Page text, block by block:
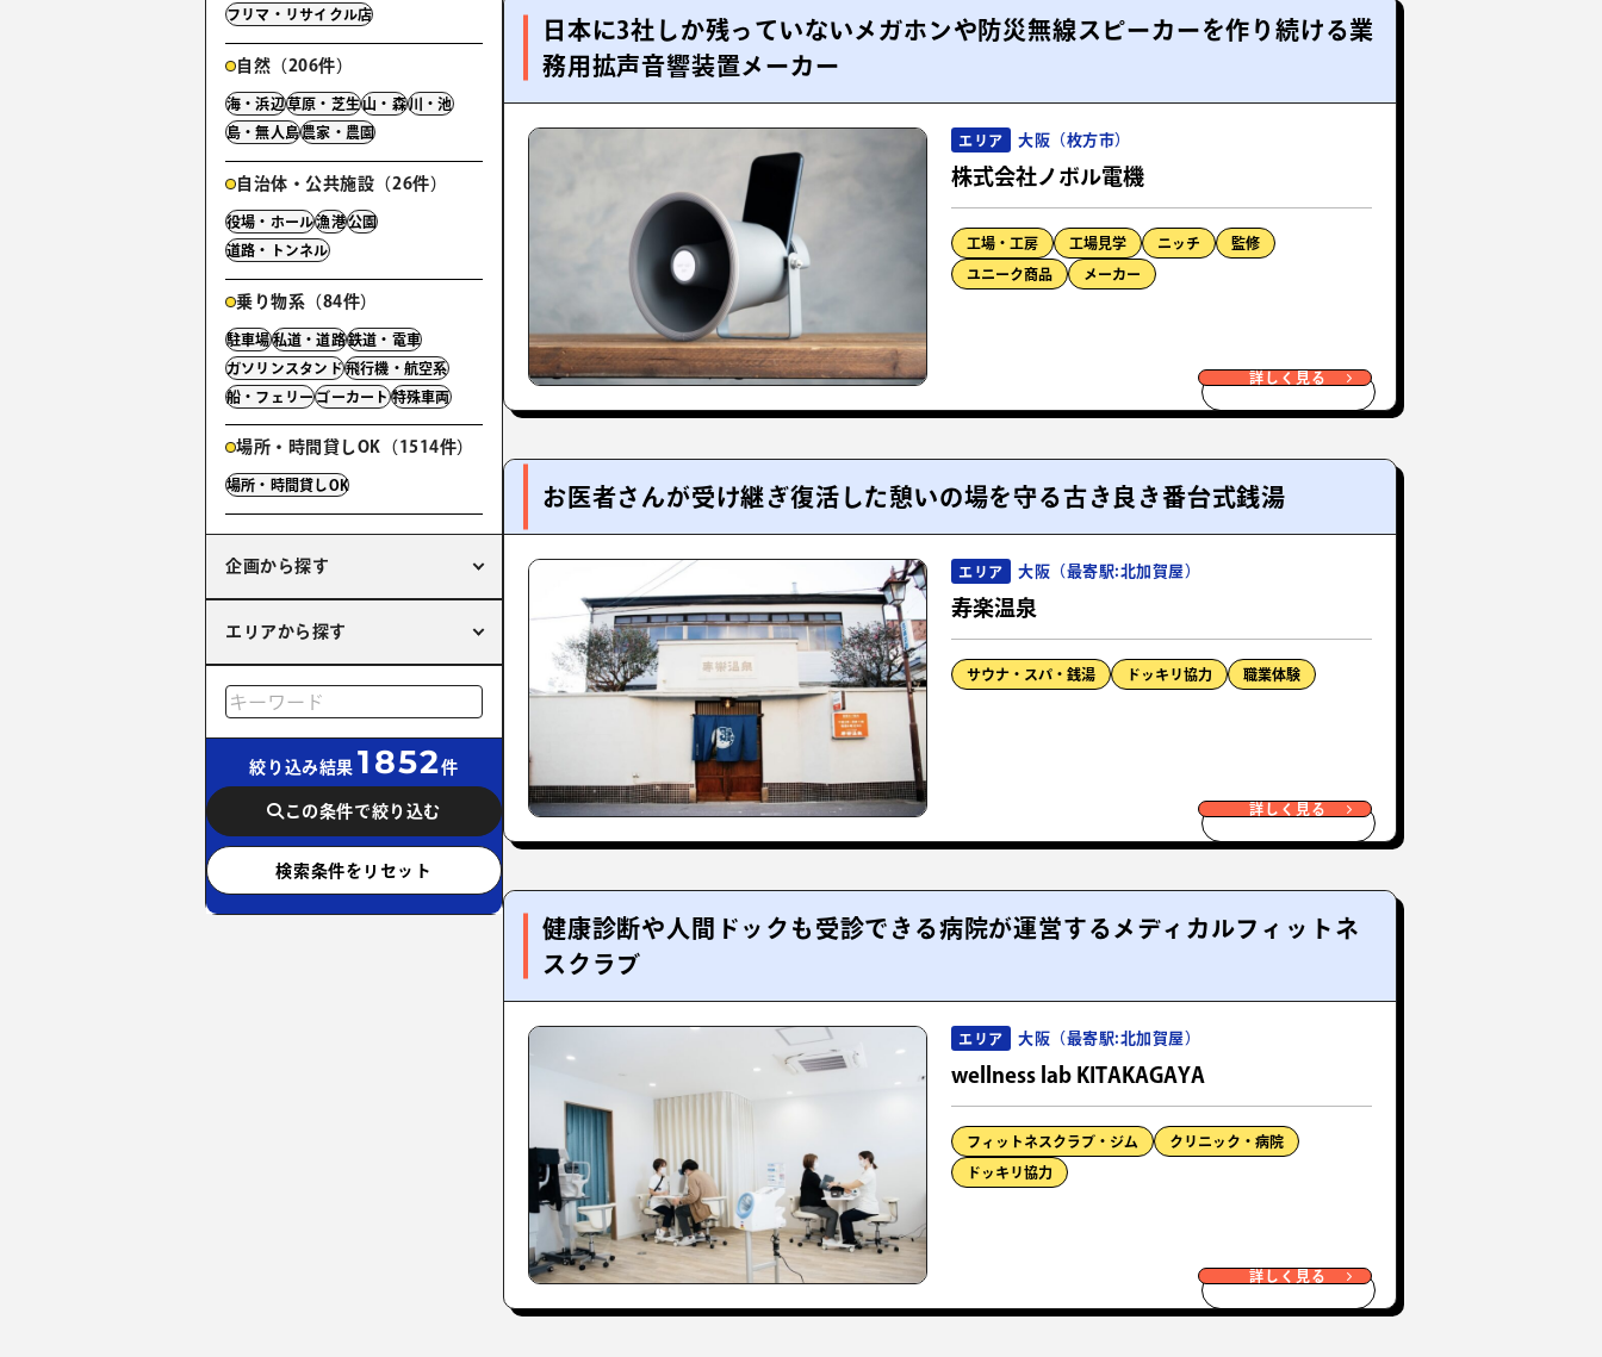
日本に3社しか残っていないメガホンや防災無線スピーカーを作り続ける業
務用拡声音響装置メーカー
エリア 大阪（枚方市）
株式会社ノボル電機
工場・工房 工場見学 ニッチ 監修
ユニーク商品 メーカー
詳しく見る
お医者さんが受け継ぎ復活した憩いの場を守る古き良き番台式銭湯
エリア 大阪（最寄駅:北加賀屋）
寿楽温泉
サウナ・スパ・銭湯 ドッキリ協力 職業体験
詳しく見る
健康診断や人間ドックも受診できる病院が運営するメディカルフィットネ
スクラブ
エリア 大阪（最寄駅:北加賀屋）
wellness lab KITAKAGAYA
フィットネスクラブ・ジム クリニック・病院
ドッキリ協力
詳しく見る
フリマ・リサイクル店
自然（206件）
海・浜辺草原・芝生山・森川・池
島・無人島農家・農園
自治体・公共施設（26件）
役場・ホール漁港公園
道路・トンネル
乗り物系（84件）
駐車場私道・道路鉄道・電車
ガソリンスタンド飛行機・航空系
船・フェリーゴーカート特殊車両
場所・時間貸しOK（1514件）
場所・時間貸しOK
企画から探す
エリアから探す
絞り込み結果 1852件
この条件で絞り込む
検索条件をリセット